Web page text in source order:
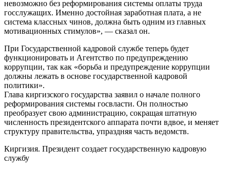
невозможно без реформирования системы оплаты труда
госслужащих. Именно достойная заработная плата, а не
система классных чинов, должна быть одним из главных
мотивационных стимулов», — сказал он.
При Государственной кадровой службе теперь будет
функционировать и Агентство по предупреждению
коррупции, так как «борьба и предупреждение коррупции
должны лежать в основе государственной кадровой
политики».
Глава киргизского государства заявил о начале полного
реформирования системы госвласти. Он полностью
преобразует свою администрацию, сокращая штатную
численность президентского аппарата почти вдвое, и меняет
структуру правительства, упраздняя часть ведомств.
Киргизия. Президент создает государственную кадровую
службу